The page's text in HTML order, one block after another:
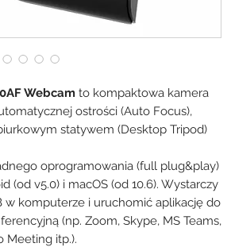
Webcam to kompaktowa kamera
ostrości (Auto Focus),
statywem (Desktop Tripod)
oprogramowania (full plug&play)
(od v5.0) i macOS (od 10.6). Wystarczy
w komputerze i uruchomić aplikację do
(np. Zoom, Skype, MS Teams,
Meeting itp.).